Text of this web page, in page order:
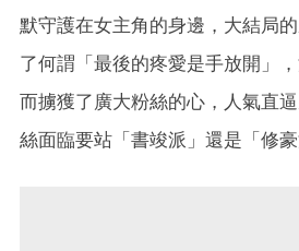
默守護在女主角的身邊，大結局
了何謂「最後的疼愛是手放開」
而擄獲了廣大粉絲的心，人氣直
絲面臨要站「書竣派」還是「修豪